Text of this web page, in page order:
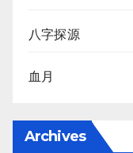
八字探源
血月
Archives